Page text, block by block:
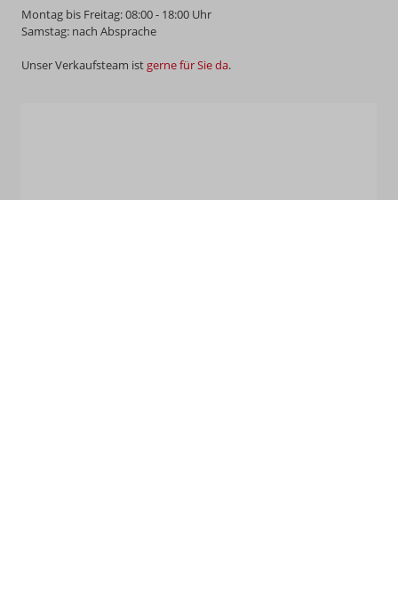
Montag bis Freitag: 08:00 - 18:00 Uhr
Samstag: nach Absprache
Unser Verkaufsteam ist gerne für Sie da.